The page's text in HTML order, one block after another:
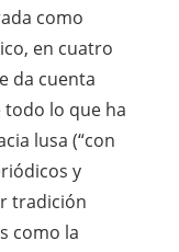
como
en cuatro
da cuenta
lo que ha
lusa (“con
y
tradición
como la